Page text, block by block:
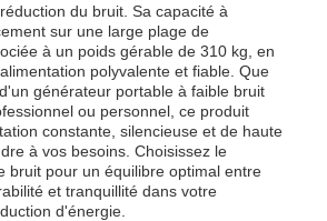
du bruit. Sa capacité à
sur une large plage de
à un poids gérable de 310 kg, en
polyvalente et fiable. Que
générateur portable à faible bruit
ou personnel, ce produit
constante, silencieuse et de haute
à vos besoins. Choisissez le
bruit pour un équilibre optimal entre
et tranquillité dans votre
d'énergie.